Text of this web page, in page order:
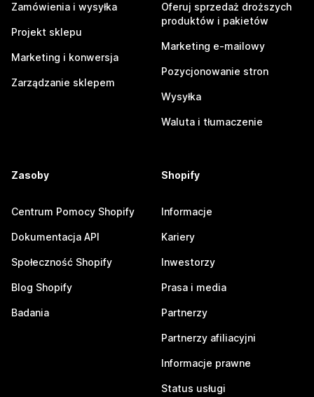
Zamówienia i wysyłka
Projekt sklepu
Marketing i konwersja
Zarządzanie sklepem
Oferuj sprzedaż droższych
produktów i pakietów
Marketing e-mailowy
Pozycjonowanie stron
Wysyłka
Waluta i tłumaczenie
Zasoby
Centrum Pomocy Shopify
Dokumentacja API
Społeczność Shopify
Blog Shopify
Badania
Shopify
Informacje
Kariery
Inwestorzy
Prasa i media
Partnerzy
Partnerzy afiliacyjni
Informacje prawne
Status usługi